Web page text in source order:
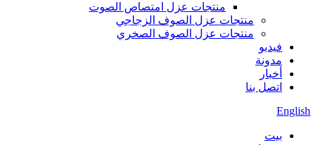
منتجات عزل امتصاص الصوت
منتجات عزل الصوف الزجاجي
منتجات عزل الصوف الصخري
فيديو
مدونة
أخبار
اتصل بنا
English
بيت